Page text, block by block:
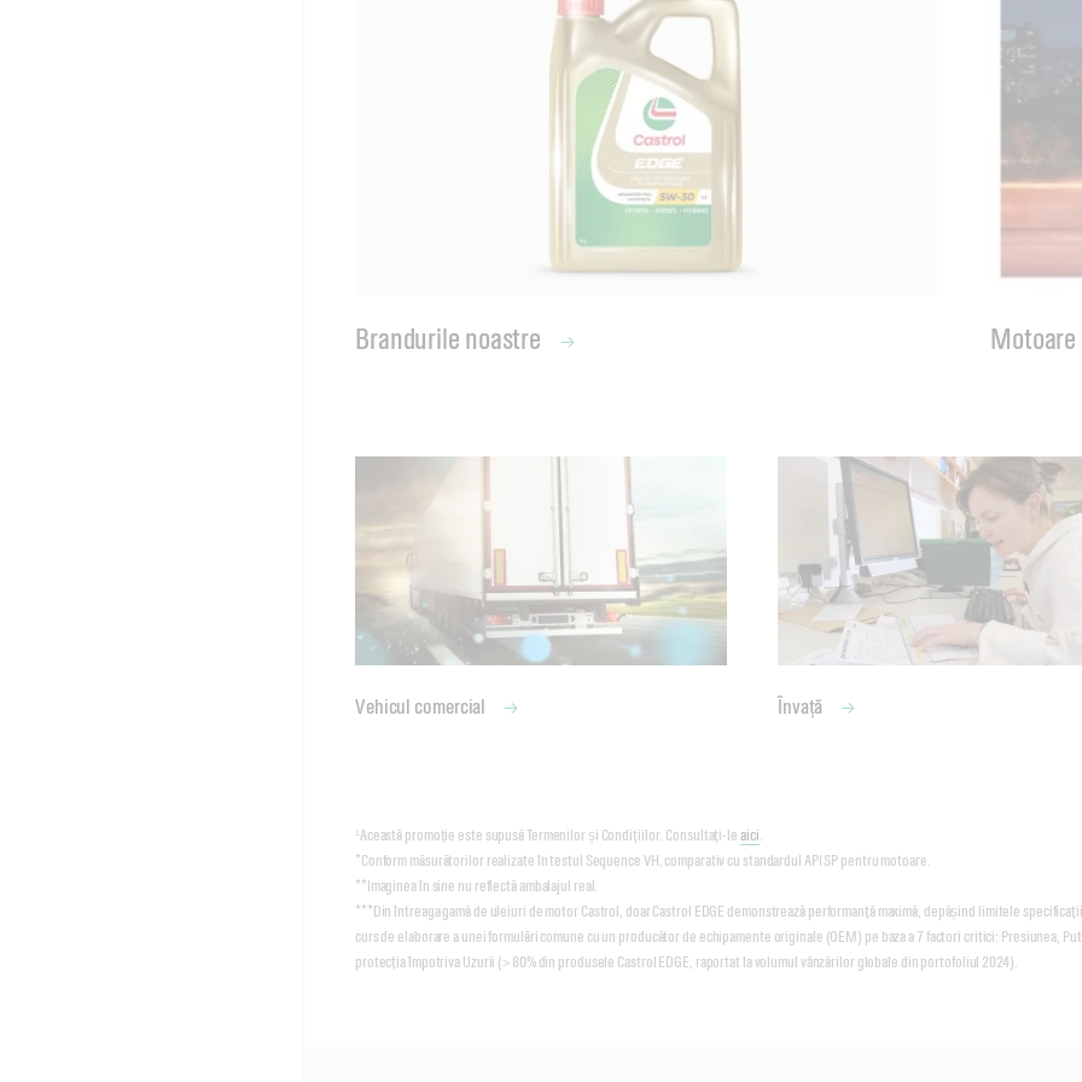
Brandurile noastre
Vehicul comercial Învață
¹Această promoție este supusă Termenilor și Condițiilor. Consultați-le aici
*Conform măsurătorilor realizate în testul Sequence VH, comparativ cu standardul API SP pentru motoare.
**Imaginea în sine nu reflectă ambalajul real.
***Din întreaga gamă de uleiuri de motor Castrol, doar Castrol EDGE demonstrează performanță maximă, depășind limitele
curs de elaborare a unei formulări comune cu un producător de echipamente originale (OEM) pe baza a 7 factori critici: Presiunea,
protecția împotriva Uzurii (> 80% din produsele Castrol EDGE, raportat la volumul vânzărilor globale din portofoliul 2024).